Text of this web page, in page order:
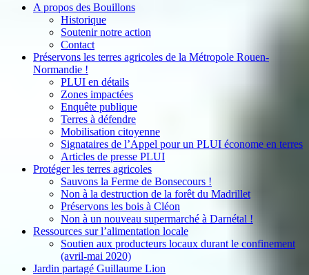
A propos des Bouillons
Historique
Soutenir notre action
Contact
Préservons les terres agricoles de la Métropole Rouen-
Normandie !
PLUI en détails
Zones impactées
Enquête publique
Terres à défendre
Mobilisation citoyenne
Signataires de l’Appel pour un PLUI économe en terres
Articles de presse PLUI
Protéger les terres agricoles
Sauvons la Ferme de Bonsecours !
Non à la destruction de la forêt du Madrillet
Préservons les bois à Cléon
Non à un nouveau supermarché à Darnétal !
Ressources sur l’alimentation locale
Soutien aux producteurs locaux durant le confinement
(avril-mai 2020)
Jardin partagé Guillaume Lion